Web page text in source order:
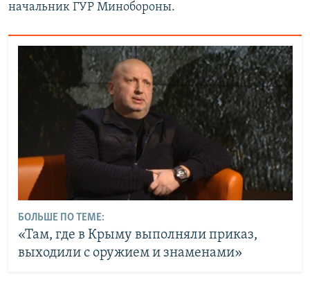
начальник ГУР Минобороны.
БОЛЬШЕ ПО ТЕМЕ:
«Там, где в Крыму выполняли приказ,
выходили с оружием и знаменами»